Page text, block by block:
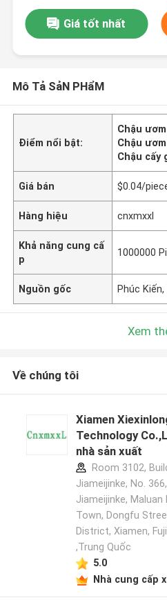
Giá tốt nhất
Mô Tả SảN PHẩM
Điểm nổi bật:
Chậu
Chậu
Chậu cấy
Giá bán $0.04/
Hàng hiệu cnxmxxl
Khả năng cung cấ
p
1000000
Nguồn gốc Phúc
Xem
Về chúng tôi
Xiamen
Technology Co.,Ltd hồ sơ
nhà sản xuất
Room 3102,
Jiameijinke, No.
Jiameijinke, Maluan
Town, Dongfu
District, Xiamen,
,Trung Quốc
5.0
Nhà cung cấp